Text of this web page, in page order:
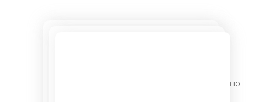
Участвовала в слете шеф поваров с 24 по